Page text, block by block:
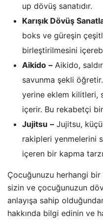
up dövüş sanatıdır.
Karışık Dövüş
boks ve güreşin
birleştirilmesini
Aikido – Aikido,
savunma şekli
yerine eklem kilitleri,
içerir. Bu rekabetçi
Jujitsu – Jujitsu,
rakipleri yenmelerini
içeren bir kapma
Çocuğunuzu herhangi bir
sizin ve çocuğunuzun
anlayışa sahip
hakkında bilgi edinin ve